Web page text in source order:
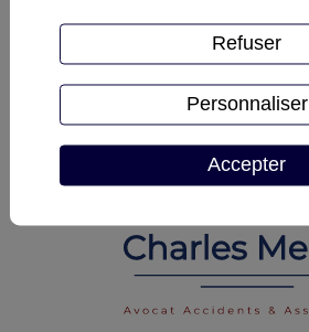
d’un
crime,
d’un
délit,
d’un
accident
courante
?
Accepter
Refuser
Personnaliser